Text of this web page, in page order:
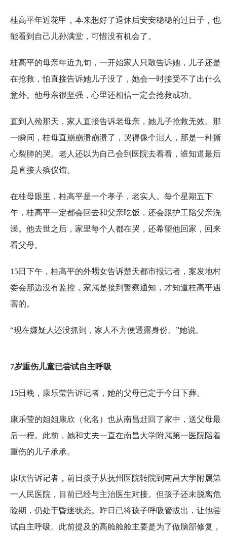
桂高平年近花甲，本来想好了退休后安安稳稳的过日子，也
能看到自己儿孙满堂，可惜没有机会了。
桂高平的母亲年近九旬，一开始家人只敢告诉她，儿子还是
在抢救，怕直接告诉她儿子没了，她会一时接受不了出什么
意外。他母亲很坚强，心里还相信一定会抢救成功。
直到入殓那天，家人直接告诉老母亲，她儿子抢救无效。那
一瞬间，桂母直崩崩溃崩溃了，哭得像个泪人，那是一种撕
心裂肺的哭。老人还以为自己会到医院去看看，谁知道最后
是直接去殡仪馆。
在桂母眼里，桂高平是一个孝子，老实人。每个星期五下
午，桂高平一定都会回去和父亲吃饭，还会跟护工陪父亲洗
澡。他去世之后，家里每个人都在哭，还希望他回家，回来
看父母。
15日下午，桂高平的外甥女告诉楚天都市报记者，案发地村
委会那边没有监控，家属是接到警察通知，才知道桂高平遇
害的。
“现在嫌疑人还没抓到，家人不方便透露身份。”她说。
7岁重伤儿童已尝试自主呼吸
15日晚，康乐莹告诉记者，她的父母已定于今日下葬。
康乐莹的姐姐康欣（化名）也从南昌赶回了家中，送父母最
后一程。此前，她和丈夫一直在南昌大学附属第一医院陪着
重伤的儿子承承。
康欣告诉记者，前日孩子从抚州医院转院到南昌大学附属第
一人民医院，目前已经与主治医生对接。但孩子还未脱离危
险期，仍处于昏迷状态。昨日已将孩子呼吸管拔出，让他尝
试自主呼吸。此前提及的高舱舱舱主要是为了做脑部修复，